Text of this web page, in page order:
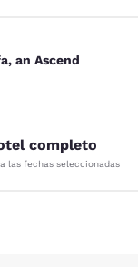
an
an Ascend
completo
las fechas seleccionadas